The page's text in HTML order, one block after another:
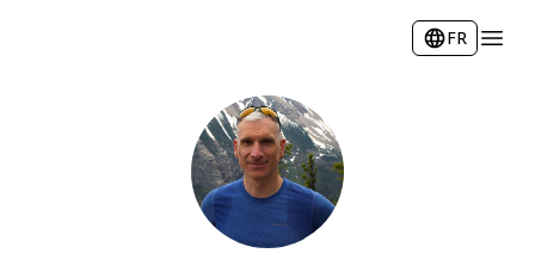
FR Open